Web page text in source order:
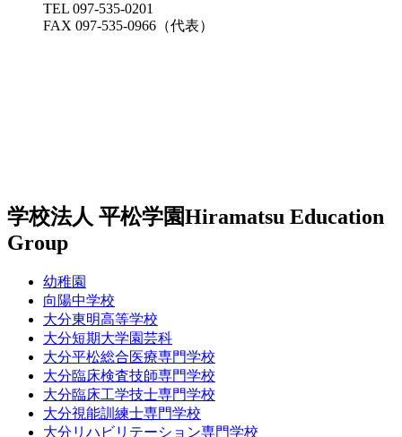
TEL 097-535-0201
FAX 097-535-0966（代表）
学校法人 平松学園Hiramatsu Education
Group
幼稚園
向陽中学校
大分東明高等学校
大分短期大学園芸科
大分平松総合医療専門学校
大分臨床検査技師専門学校
大分臨床工学技士専門学校
大分視能訓練士専門学校
大分リハビリテーション専門学校